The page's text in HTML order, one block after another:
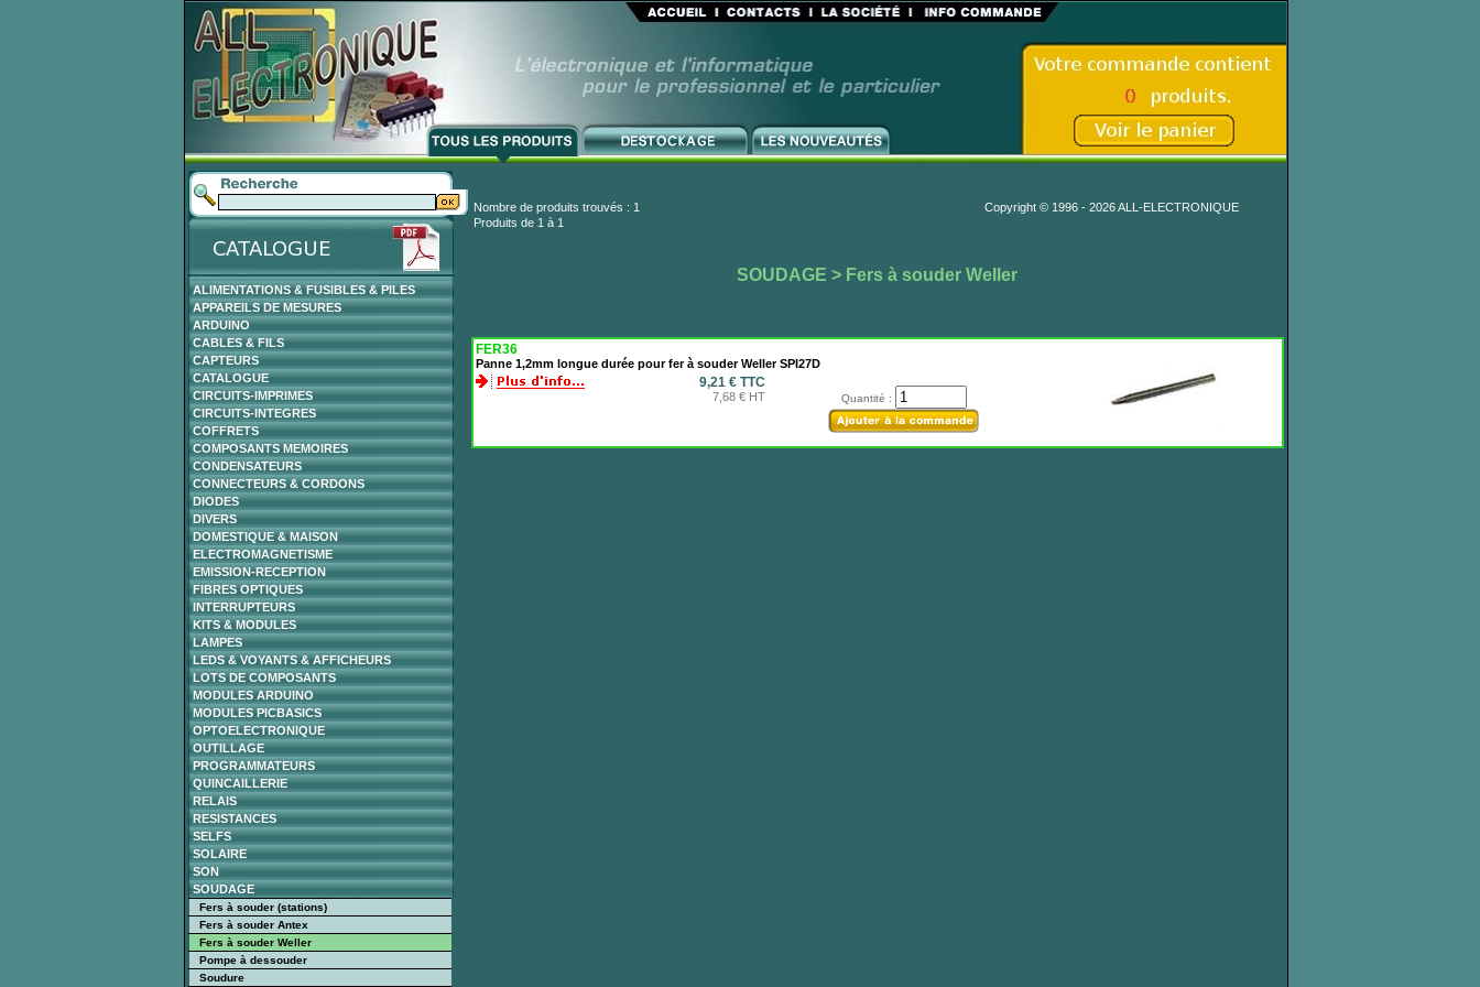
ALIMENTATIONS & FUSIBLES & PILES
APPAREILS DE MESURES
ARDUINO
CABLES & FILS
CAPTEURS
CATALOGUE
CIRCUITS-IMPRIMES
CIRCUITS-INTEGRES
COFFRETS
COMPOSANTS MEMOIRES
CONDENSATEURS
CONNECTEURS & CORDONS
DIODES
DIVERS
DOMESTIQUE & MAISON
ELECTROMAGNETISME
EMISSION-RECEPTION
FIBRES OPTIQUES
INTERRUPTEURS
KITS & MODULES
LAMPES
LEDS & VOYANTS & AFFICHEURS
LOTS DE COMPOSANTS
MODULES ARDUINO
MODULES PICBASICS
OPTOELECTRONIQUE
OUTILLAGE
PROGRAMMATEURS
QUINCAILLERIE
RELAIS
RESISTANCES
SELFS
SOLAIRE
SON
SOUDAGE
Fers à souder (stations)
Fers à souder Antex
Fers à souder Weller
Pompe à dessouder
Soudure
Nombre de produits trouvés : 1
Copyright © 1996 - 2026 ALL-ELECTRONIQUE
Produits de 1 à 1
SOUDAGE > Fers à souder Weller
FER36
Panne 1,2mm longue durée pour fer à souder Weller SPI27D
9,21 € TTC
7,68 € HT Quantité :